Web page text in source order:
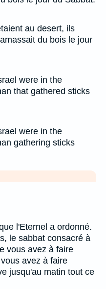
au desert, ils
du bois le jour
were in the
that gathered sticks
were in the
gathering sticks
l'Eternel a ordonné.
le sabbat consacré à
vous avez à faire
avez à faire
jusqu'au matin tout ce